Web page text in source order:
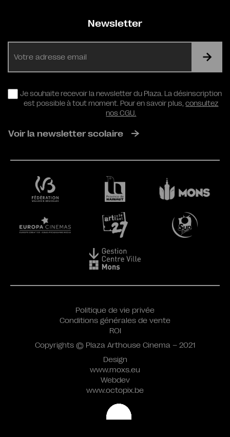
Newsletter
RGPD
Je souhaite recevoir la newsletter du Plaza. La désinscription
est possible à tout moment. Pour en savoir plus,consultez
nos CGU.
Voir la newsletter scolaire
Design
www.moxs.eu
Webdev
www.octopix.be
Politique de vie privée
Conditions générales de vente
ROI
Copyrights © Plaza Arthouse Cinema – 2021